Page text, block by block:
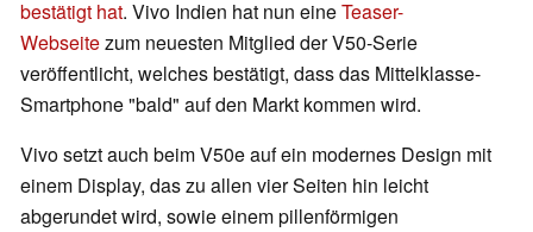
bestätigt hat. Vivo Indien hat nun eineTeaser-
Webseitezum neuesten Mitglied der V50-Serie
veröffentlicht, welches bestätigt, dass das Mittelklasse-
Smartphone "bald" auf den Markt kommen wird.
Vivo setzt auch beim V50e auf ein modernes Design mit
einem Display, das zu allen vier Seiten hin leicht
abgerundet wird, sowie einem pillenförmigen